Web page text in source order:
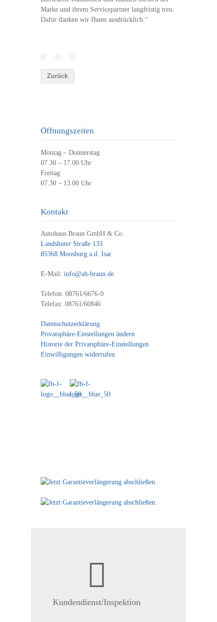
Marke und ihrem Servicepartner langfristig treu.
Dafür danken wir Ihnen ausdrücklich.“
Öffnungszeiten
Montag – Donnerstag
07.30 – 17.00 Uhr
Freitag
07.30 – 13.00 Uhr
Kontakt
Autohaus Braun GmbH & Co.
Landshuter Straße 133
85368 Moosburg a.d. Isar
E-Mail: info@ah-braun.de
Telefon: 08761/6676-0
Telefax: 08761/60846
Datenschutzerklärung
Privatsphäre-Einstellungen ändern
Historie der Privatsphäre-Einstellungen
Einwilligungen widerrufen
Kundendienst/Inspektion